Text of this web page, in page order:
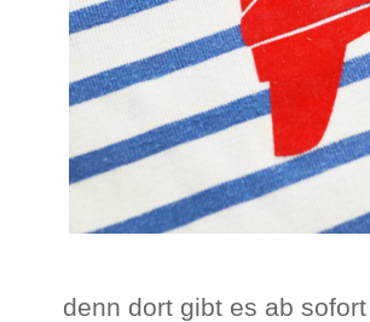
denn dort gibt es ab